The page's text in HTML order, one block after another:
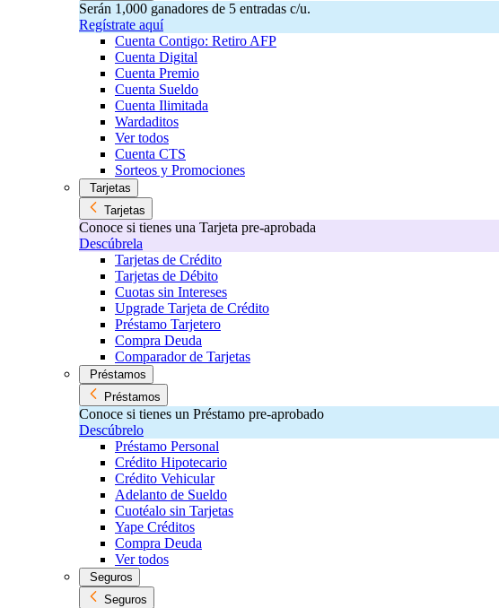
Serán 1,000 ganadores de 5 entradas c/u.
Regístrate aquí
Cuenta Contigo: Retiro AFP
Cuenta Digital
Cuenta Premio
Cuenta Sueldo
Cuenta Ilimitada
Wardaditos
Ver todos
Cuenta CTS
Sorteos y Promociones
Tarjetas
Tarjetas
Conoce si tienes una Tarjeta pre-aprobada
Descúbrela
Tarjetas de Crédito
Tarjetas de Débito
Cuotas sin Intereses
Upgrade Tarjeta de Crédito
Préstamo Tarjetero
Compra Deuda
Comparador de Tarjetas
Préstamos
Préstamos
Conoce si tienes un Préstamo pre-aprobado
Descúbrelo
Préstamo Personal
Crédito Hipotecario
Crédito Vehicular
Adelanto de Sueldo
Cuotéalo sin Tarjetas
Yape Créditos
Compra Deuda
Ver todos
Seguros
Seguros